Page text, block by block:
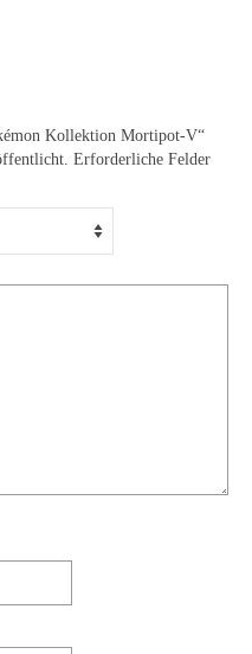
Kollektion Mortipot-V“
Erforderliche Felder